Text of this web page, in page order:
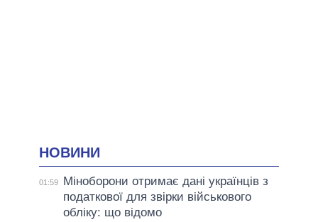
НОВИНИ
01:59
Міноборони отримає дані українців з
податкової для звірки військового
обліку: що відомо